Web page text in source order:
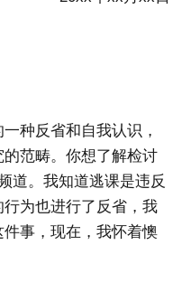
种反省和自我认识，
范畴。你想了解检讨
道。我知道逃课是违反
为也进行了反省，我
事，现在，我怀着懊